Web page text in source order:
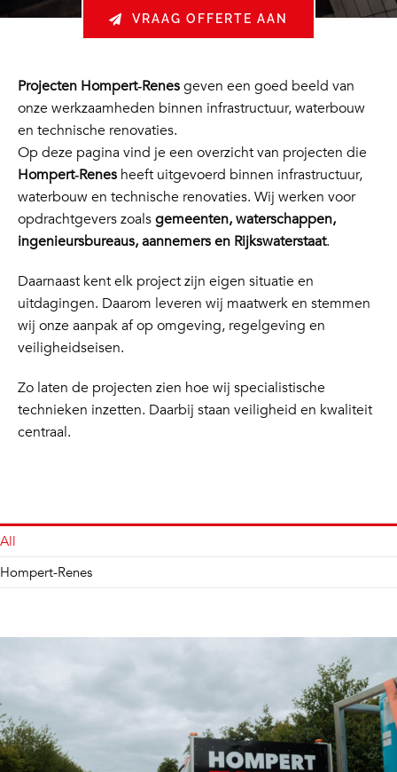
VRAAG OFFERTE AAN
Projecten Hompert‑Renesgeven een goed beeld van
onze werkzaamheden binnen infrastructuur, waterbouw
en technische renovaties.
Op deze pagina vind je een overzicht van projecten die
Hompert‑Renesheeft uitgevoerd binnen infrastructuur,
waterbouw en technische renovaties. Wij werken voor
opdrachtgevers zoalsgemeenten, waterschappen,
ingenieursbureaus, aannemers en Rijkswaterstaat.
Daarnaast kent elk project zijn eigen situatie en
uitdagingen. Daarom leveren wij maatwerk en stemmen
wij onze aanpak af op omgeving, regelgeving en
veiligheidseisen.
Zo laten de projecten zien hoe wij specialistische
technieken inzetten. Daarbij staan veiligheid en kwaliteit
centraal.
All
Hompert-Renes